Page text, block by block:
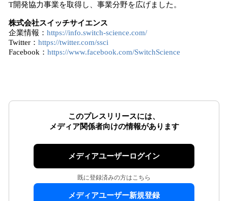
T開発協力事業を取得し、事業分野を広げました。
株式会社スイッチサイエンス
企業情報： https://info.switch-science.com/
Twitter： https://twitter.com/ssci
Facebook： https://www.facebook.com/SwitchScience
このプレスリリースには、
メディア関係者向けの情報があります
メディアユーザーログイン
既に登録済みの方はこちら
メディアユーザー新規登録